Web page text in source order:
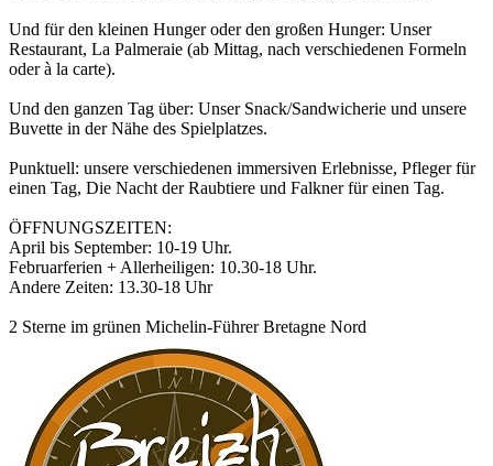
Und für den kleinen Hunger oder den großen Hunger: Unser
Restaurant, La Palmeraie (ab Mittag, nach verschiedenen Formeln
oder à la carte).
Und den ganzen Tag über: Unser Snack/Sandwicherie und unsere
Buvette in der Nähe des Spielplatzes.
Punktuell: unsere verschiedenen immersiven Erlebnisse, Pfleger für
einen Tag, Die Nacht der Raubtiere und Falkner für einen Tag.
ÖFFNUNGSZEITEN:
April bis September: 10-19 Uhr.
Februarferien + Allerheiligen: 10.30-18 Uhr.
Andere Zeiten: 13.30-18 Uhr
2 Sterne im grünen Michelin-Führer Bretagne Nord